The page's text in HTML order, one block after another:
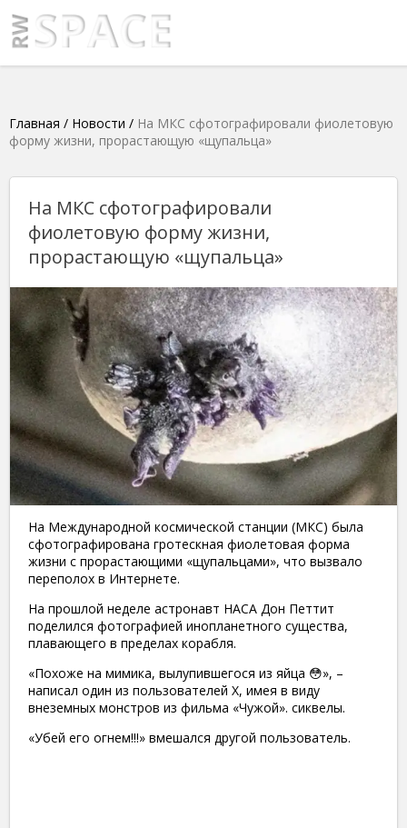
Главная / Новости / На МКС сфотографировали фиолетовую
форму жизни, прорастающую «щупальца»
На МКС сфотографировали
фиолетовую форму жизни,
прорастающую «щупальца»
На Международной космической станции (МКС) была
сфотографирована гротескная фиолетовая форма
жизни с прорастающими «щупальцами», что вызвало
переполох в Интернете.
На прошлой неделе астронавт НАСА Дон Петтит
поделился фотографией инопланетного существа,
плавающего в пределах корабля.
«Похоже на мимика, вылупившегося из яйца 😳», –
написал один из пользователей X, имея в виду
внеземных монстров из фильма «Чужой». сиквелы.
«Убей его огнем!!!» вмешался другой пользователь.